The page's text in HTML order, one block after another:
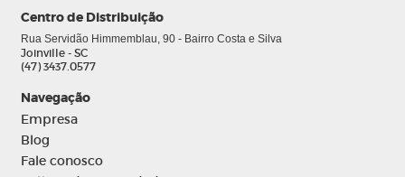
Centro de Distribuição
Rua Servidão Himmemblau, 90 - Bairro Costa e Silva
Joinville - SC
(47) 3437.0577
Navegação
Empresa
Blog
Fale conosco